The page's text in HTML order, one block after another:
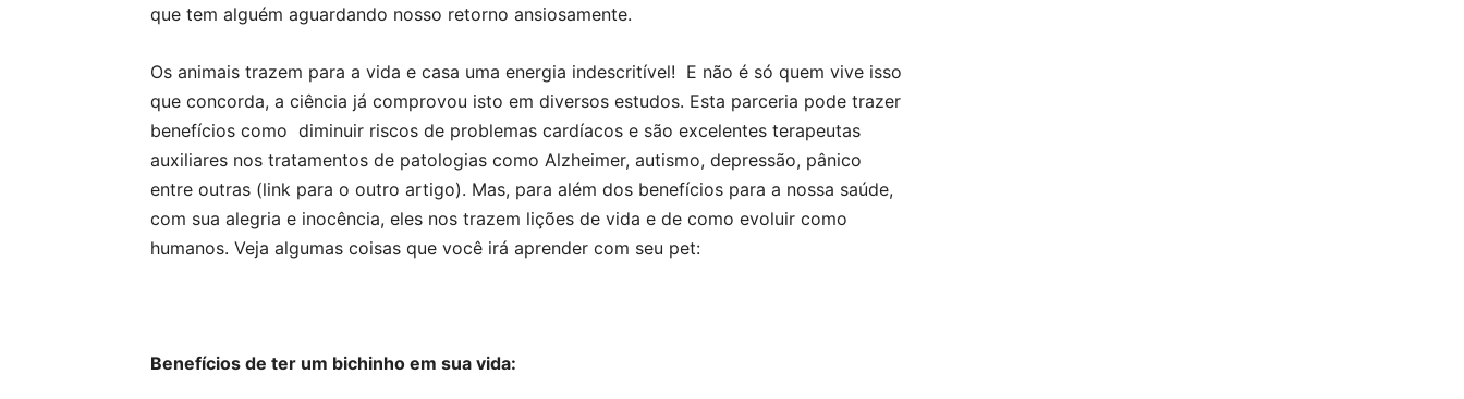
que tem alguém aguardando nosso retorno ansiosamente.
Os animais trazem para a vida e casa uma energia indescritível! E não é só quem vive isso
que concorda, a ciência já comprovou isto em diversos estudos. Esta parceria pode trazer
benefícios como diminuir riscos de problemas cardíacos e são excelentes terapeutas
auxiliares nos tratamentos de patologias como Alzheimer, autismo, depressão, pânico
entre outras (link para o outro artigo). Mas, para além dos benefícios para a nossa saúde,
com sua alegria e inocência, eles nos trazem lições de vida e de como evoluir como
humanos. Veja algumas coisas que você irá aprender com seu pet:
Benefícios de ter um bichinho em sua vida: